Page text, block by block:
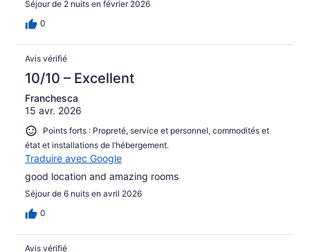
Séjour de 2 nuits en février 2026
0
Avis vérifié
10/10 – Excellent
Franchesca
15 avr. 2026
Points forts : Propreté, service et personnel, commodités et
état et installations de l’hébergement.
Traduire avec Google
good location and amazing rooms
Séjour de 6 nuits en avril 2026
0
Avis vérifié